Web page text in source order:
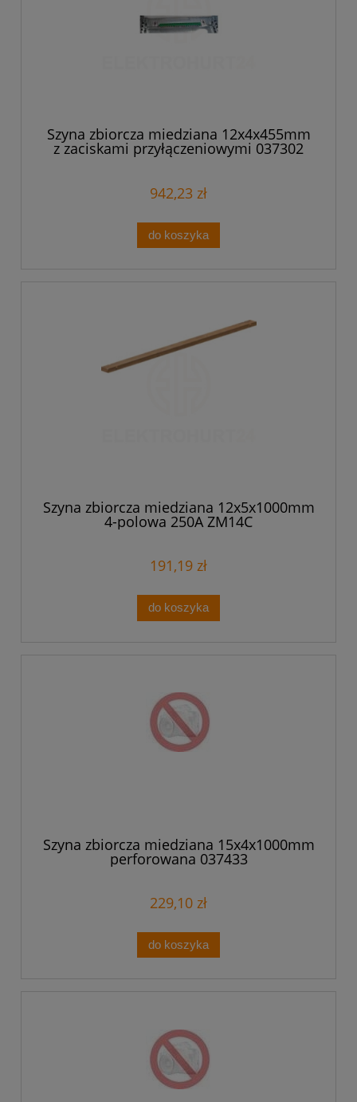
Szyna zbiorcza miedziana 12x4x455mm
z zaciskami przyłączeniowymi 037302
942,23 zł
do koszyka
Szyna zbiorcza miedziana 12x5x1000mm
4-polowa 250A ZM14C
191,19 zł
do koszyka
Szyna zbiorcza miedziana 15x4x1000mm
perforowana 037433
229,10 zł
do koszyka